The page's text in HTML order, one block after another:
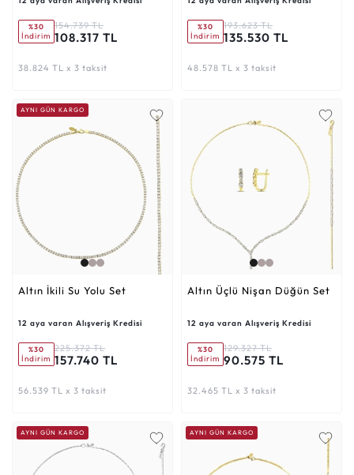
%30
İndirim
154.739 TL
108.317 TL
38.824 TL x 3 taksit
%30
İndirim
193.623 TL
135.530 TL
48.578 TL x 3 taksit
AYNI GÜN KARGO
Altın İkili Su Yolu Set
12 aya varan Alışveriş Kredisi
%30
İndirim
225.372 TL
157.740 TL
56.539 TL x 3 taksit
Altın Üçlü Nişan Düğün Set
12 aya varan Alışveriş Kredisi
%30
İndirim
129.327 TL
90.575 TL
32.465 TL x 3 taksit
AYNI GÜN KARGO AYNI GÜN KARGO